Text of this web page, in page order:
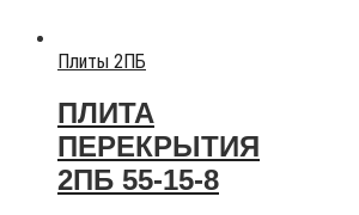
Плиты 2ПБ
ПЛИТА
ПЕРЕКРЫТИЯ
2ПБ 55-15-8